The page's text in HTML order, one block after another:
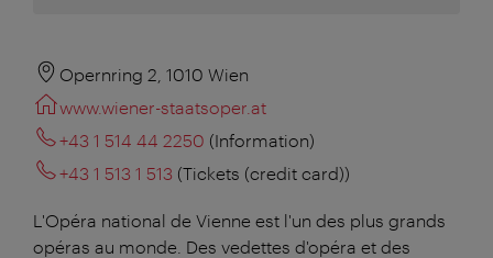
Opernring 2, 1010 Wien
www.wiener-staatsoper.at
+43 1 514 44 2250 (Information)
+43 1 513 1 513 (Tickets (credit card))
L'Opéra national de Vienne est l'un des plus grands
opéras au monde. Des vedettes d'opéra et des